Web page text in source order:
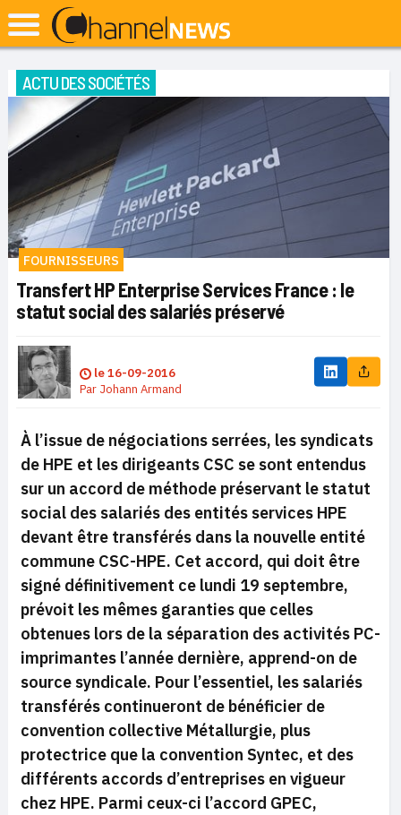
ACTU DES SOCIÉTÉS
FOURNISSEURS
Transfert HP Enterprise Services France : le
statut social des salariés préservé
le16-09-2016
Par Johann Armand
À l’issue de négociations serrées, les syndicats
de HPE et les dirigeants CSC se sont entendus
sur un accord de méthode préservant le statut
social des salariés des entités services HPE
devant être transférés dans la nouvelle entité
commune CSC-HPE. Cet accord, qui doit être
signé définitivement ce lundi 19 septembre,
prévoit les mêmes garanties que celles
obtenues lors de la séparation des activités PC-
imprimantes l’année dernière, apprend-on de
source syndicale. Pour l’essentiel, les salariés
transférés continueront de bénéficier de
convention collective Métallurgie, plus
protectrice que la convention Syntec, et des
différents accords d’entreprises en vigueur
chez HPE. Parmi ceux-ci l’accord GPEC,